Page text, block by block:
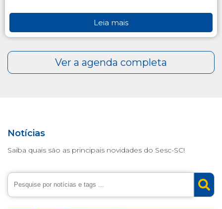
Leia mais
Notícias
Saiba quais são as principais novidades do Sesc-SC!